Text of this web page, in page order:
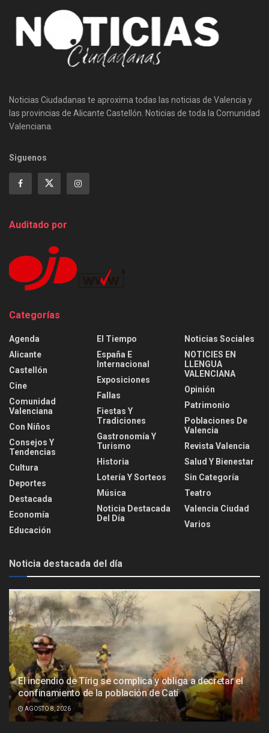
Noticias Ciudadanas te aproxima todas las noticias de Valencia y
las provincias de Alicante Castellón. Noticias de toda la Comunidad
Valenciana.
Siguenos
Auditado por
Categorías
Agenda
Alicante
Castellón
Cine
Comunidad
Valenciana
Con Niños
Consejos Y
Tendencias
Cultura
Deportes
Destacada
Economía
Educación
El Tiempo
España E
Internacional
Exposiciones
Fallas
Fiestas Y
Tradiciones
Gastronomía Y
Turismo
Historia
Lotería Y Sorteos
Música
Noticia Destacada
Del Día
Noticias Sociales
NOTICIES EN
LLENGUA
VALENCIANA
Opinión
Patrimonio
Poblaciones De
Valencia
Revista Valencia
Salud Y Bienestar
Sin Categoría
Teatro
Valencia Ciudad
Varios
Noticia destacada del día
El incendio de Tírig se complica y obliga a decretar el
confinamiento de la población de Catí
AGOSTO 8, 2026